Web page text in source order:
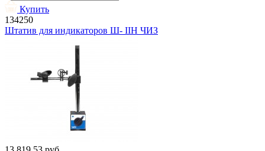
Купить
134250
Штатив для индикаторов Ш- IIН ЧИЗ